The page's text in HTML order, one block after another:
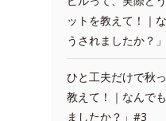
ットを教えて！｜
うされましたか？
ひと工夫だけで秋
教えて！｜なんで
ましたか？」#3